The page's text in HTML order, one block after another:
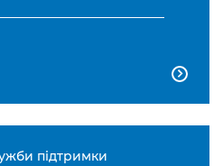

підтримки